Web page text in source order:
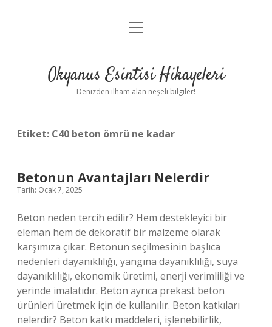
Anasayfa
Yasal Uyarı
menüyü
Okyanus Esintisi Hikayeleri
Denizden ilham alan neşeli bilgiler!
Etiket: C40 beton ömrü ne kadar
Betonun Avantajları Nelerdir
Tarih: Ocak 7, 2025
Beton neden tercih edilir? Hem destekleyici bir
eleman hem de dekoratif bir malzeme olarak
karşımıza çıkar. Betonun seçilmesinin başlıca
nedenleri dayanıklılığı, yangına dayanıklılığı, suya
dayanıklılığı, ekonomik üretimi, enerji verimliliği ve
yerinde imalatıdır. Beton ayrıca prekast beton
ürünleri üretmek için de kullanılır. Beton katkıları
nelerdir? Beton katkı maddeleri, işlenebilirlik,